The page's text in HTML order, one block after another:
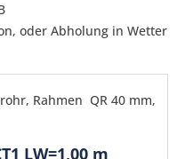
oder Abholung in Wetter
Rahmen QR 40 mm,
LW=1,00 m